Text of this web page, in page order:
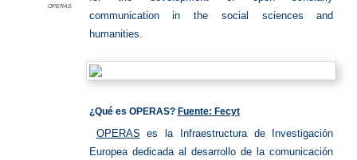
OPERAS
communication in the social sciences and
humanities.
¿Qué es OPERAS? Fuente: Fecyt
OPERAS es la Infraestructura de Investigación
Europea dedicada al desarrollo de la comunicación